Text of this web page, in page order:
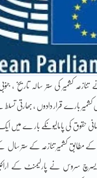
کشمیر کی ستر سالہ تاریخ ،
کشمیر بارے قرار دادوں ، بھارتی
انسانی حقوق کی پامالیوںکے بار ے
کے مطابق کشمیر تنازعہ کے ستر سال
ریسرچ سروس نے پارلیمنٹ کے